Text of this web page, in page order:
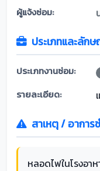
ผู้แจ้งซ่อม:
ประเภทและลัก
ประเภทงานซ่อม:
รายละเอียด:
สาเหตุ / อาการ
หลอดไฟในโรงอาห